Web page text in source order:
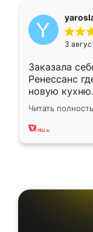
3
Заказала
Ренессанс
новую
вполне
два года,
Читать